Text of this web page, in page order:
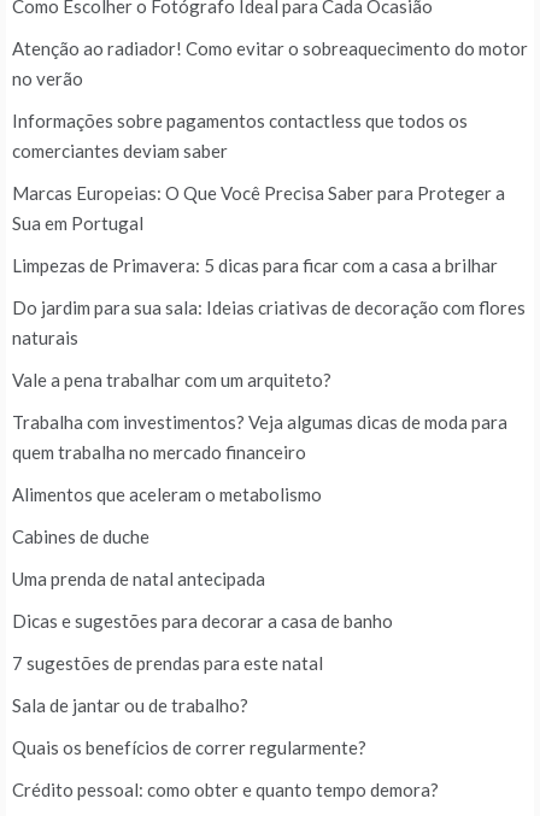
Como Escolher o Fotógrafo Ideal para Cada Ocasião
Atenção ao radiador! Como evitar o sobreaquecimento do motor
no verão
Informações sobre pagamentos contactless que todos os
comerciantes deviam saber
Marcas Europeias: O Que Você Precisa Saber para Proteger a
Sua em Portugal
Limpezas de Primavera: 5 dicas para ficar com a casa a brilhar
Do jardim para sua sala: Ideias criativas de decoração com flores
naturais
Vale a pena trabalhar com um arquiteto?
Trabalha com investimentos? Veja algumas dicas de moda para
quem trabalha no mercado financeiro
Alimentos que aceleram o metabolismo
Cabines de duche
Uma prenda de natal antecipada
Dicas e sugestões para decorar a casa de banho
7 sugestões de prendas para este natal
Sala de jantar ou de trabalho?
Quais os benefícios de correr regularmente?
Crédito pessoal: como obter e quanto tempo demora?